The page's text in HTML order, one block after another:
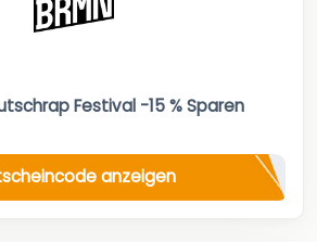
Festival -15 % Sparen
anzeigen